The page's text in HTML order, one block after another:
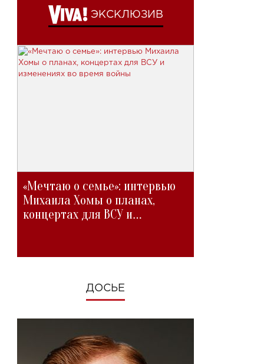
ЭКСКЛЮЗИВ
«Мечтаю о семье»: интервью
Михаила Хомы о планах,
концертах для ВСУ и
ДОСЬЕ